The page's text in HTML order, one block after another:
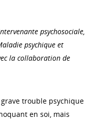
psychosociale,
psychique et
la collaboration de
trouble psychique
en soi, mais